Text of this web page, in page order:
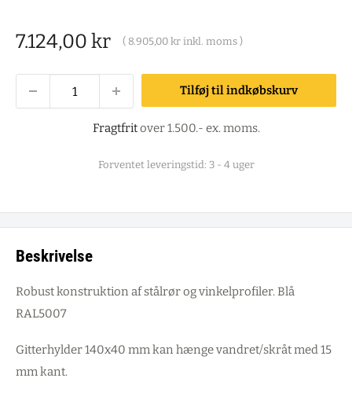
Salgspris
7.124,00 kr ( 8.905,00 kr inkl. moms )
Tilføj til indkøbskurv
Fragtfritover 1.500.- ex. moms.
Forventet leveringstid: 3 - 4 uger
Beskrivelse
Robust konstruktion af stålrør og vinkelprofiler. Blå
RAL5007
Gitterhylder 140x40 mm kan hænge vandret/skråt med 15
mm kant.